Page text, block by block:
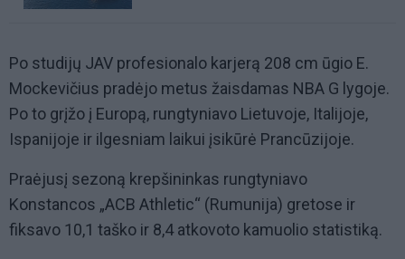
Po studijų JAV profesionalo karjerą 208 cm ūgio E.
Mockevičius pradėjo metus žaisdamas NBA G lygoje.
Po to grįžo į Europą, rungtyniavo Lietuvoje, Italijoje,
Ispanijoje ir ilgesniam laikui įsikūrė Prancūzijoje.
Praėjusį sezoną krepšininkas rungtyniavo
Konstancos „ACB Athletic“ (Rumunija) gretose ir
fiksavo 10,1 taško ir 8,4 atkovoto kamuolio statistiką.